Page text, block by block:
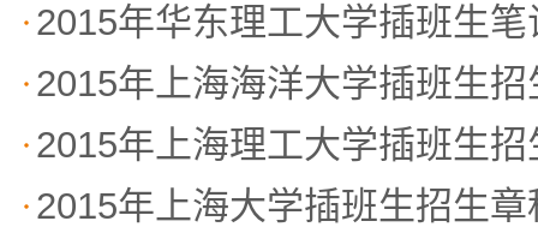
2015年华东理工大学插班生
2015年上海海洋大学插班生招
2015年上海理工大学插班生招
2015年上海大学插班生招生章